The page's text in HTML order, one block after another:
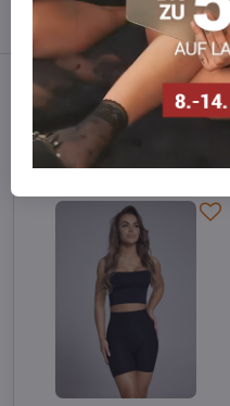
0
FacebookTwitter Bluesky
Alternative